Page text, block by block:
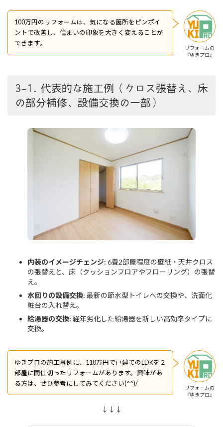
リフォームの
『ゆきプロ』
100万円のリフォームは、気になる箇所をピンポイ
ントで改善し、住まいの印象を大きく変えることが
できます。
3-1. 代表的な施工例（クロス張替え、床
の部分補修、設備交換の一部）
内装のイメージチェンジ: 6畳2部屋程度の壁紙・天井クロス
の張替えと、床（クッションフロアやフローリング）の張替
え。
水回りの設備交換: 最新の節水型トイレへの交換や、洗面化
粧台の入れ替え。
給湯器の交換: 経年劣化した給湯器を新しい高効率タイプに
交換。
リフォームの
『ゆきプロ』
ゆきプロの施工事例に、110万円で戸建てのLDKを２
部屋に間仕切ったリフォームがあります。興味があ
る方は、ぜひ参考にしてみてください(^^)/
↓↓↓